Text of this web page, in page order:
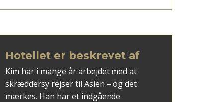
Hotellet er beskrevet af
Kim har i mange år arbejdet med at
skræddersy rejser til Asien – og det
mærkes. Han har et indgående